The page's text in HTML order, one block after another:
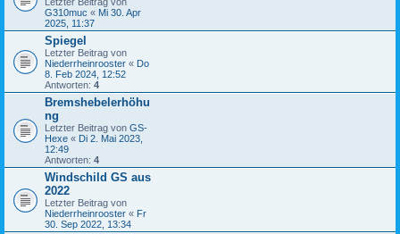
G310muc « Mi 30. Apr
2025, 11:37
Spiegel
Letzter Beitrag von
Niederrheinrooster « Do
8. Feb 2024, 12:52
Antworten: 4
Bremshebelerhöhu
ng
Letzter Beitrag von GS-
Hexe « Di 2. Mai 2023,
12:49
Antworten: 4
Windschild GS aus
2022
Letzter Beitrag von
Niederrheinrooster « Fr
30. Sep 2022, 13:34